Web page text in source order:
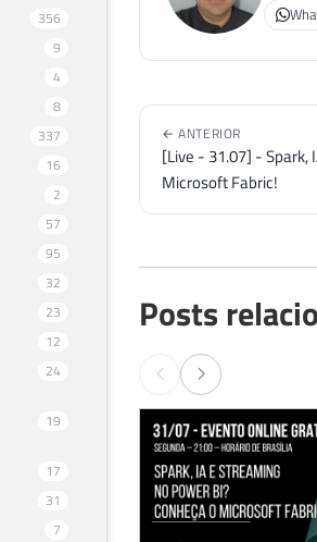
356
9
4
8
337
16
2
57
95
32
23
12
24
19
17
31
7
← ANTERIOR
[Live - 31.07] - Spark,
Microsoft Fabric!
Posts